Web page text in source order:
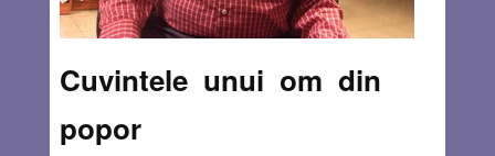
Cuvintele unui om din
popor